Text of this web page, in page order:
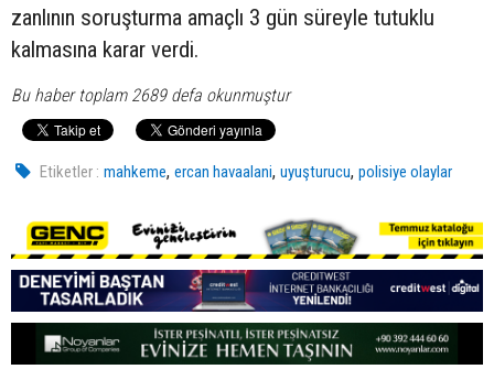
zanlının soruşturma amaçlı 3 gün süreyle tutuklu
kalmasına karar verdi.
Bu haber toplam 2689 defa okunmuştur
Etiketler : mahkeme,ercan havaalani,uyuşturucu,polisiye olaylar